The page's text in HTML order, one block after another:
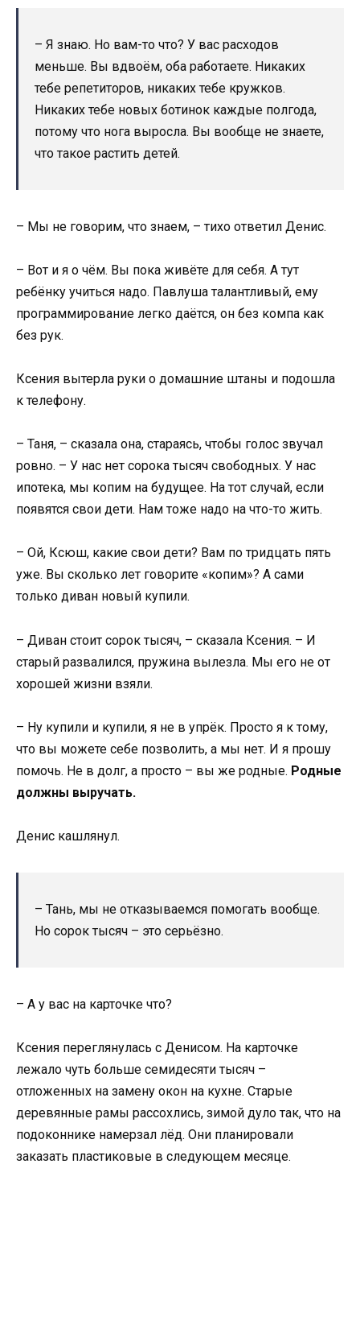
– Я знаю. Но вам-то что? У вас расходов
меньше. Вы вдвоём, оба работаете. Никаких
тебе репетиторов, никаких тебе кружков.
Никаких тебе новых ботинок каждые полгода,
потому что нога выросла. Вы вообще не знаете,
что такое растить детей.
– Мы не говорим, что знаем, – тихо ответил Денис.
– Вот и я о чём. Вы пока живёте для себя. А тут
ребёнку учиться надо. Павлуша талантливый, ему
программирование легко даётся, он без компа как
без рук.
Ксения вытерла руки о домашние штаны и подошла
к телефону.
– Таня, – сказала она, стараясь, чтобы голос звучал
ровно. – У нас нет сорока тысяч свободных. У нас
ипотека, мы копим на будущее. На тот случай, если
появятся свои дети. Нам тоже надо на что-то жить.
– Ой, Ксюш, какие свои дети? Вам по тридцать пять
уже. Вы сколько лет говорите «копим»? А сами
только диван новый купили.
– Диван стоит сорок тысяч, – сказала Ксения. – И
старый развалился, пружина вылезла. Мы его не от
хорошей жизни взяли.
– Ну купили и купили, я не в упрёк. Просто я к тому,
что вы можете себе позволить, а мы нет. И я прошу
помочь. Не в долг, а просто – вы же родные. Родные
должны выручать.
Денис кашлянул.
– Тань, мы не отказываемся помогать вообще.
Но сорок тысяч – это серьёзно.
– А у вас на карточке что?
Ксения переглянулась с Денисом. На карточке
лежало чуть больше семидесяти тысяч –
отложенных на замену окон на кухне. Старые
деревянные рамы рассохлись, зимой дуло так, что на
подоконнике намерзал лёд. Они планировали
заказать пластиковые в следующем месяце.